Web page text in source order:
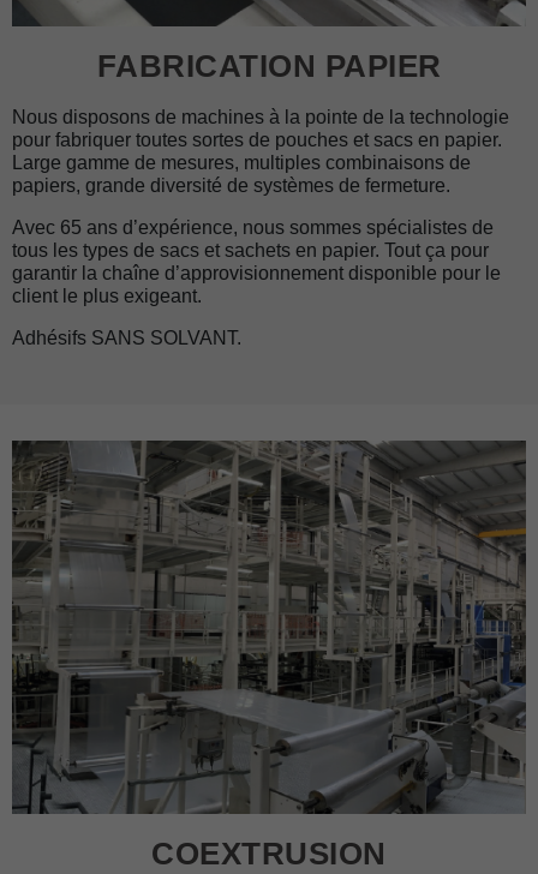
FABRICATION PAPIER
Nous disposons de machines à la pointe de la technologie
pour fabriquer toutes sortes de pouches et sacs en papier.
Large gamme de mesures, multiples combinaisons de
papiers, grande diversité de systèmes de fermeture.
Avec 65 ans d’expérience, nous sommes spécialistes de
tous les types de sacs et sachets en papier. Tout ça pour
garantir la chaîne d’approvisionnement disponible pour le
client le plus exigeant.
Adhésifs SANS SOLVANT.
COEXTRUSION